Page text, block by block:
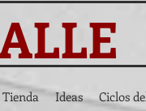
Tienda Ideas Ciclos